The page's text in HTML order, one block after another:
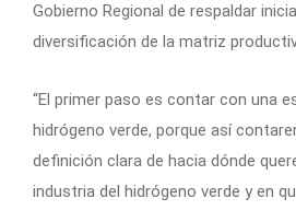
Gobierno Regional de respaldar
diversificación de la matriz
“El primer paso es contar con una
hidrógeno verde, porque así
definición clara de hacia dónde
industria del hidrógeno verde y en